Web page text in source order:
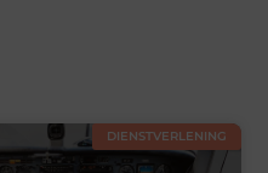
DIENSTVERLENING